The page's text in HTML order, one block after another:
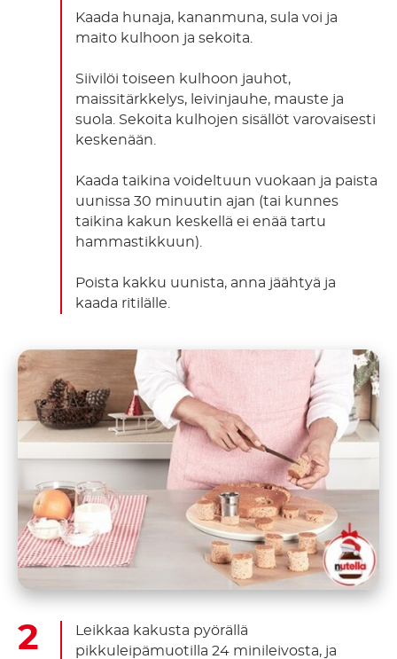
Kaada hunaja, kananmuna, sula voi ja
maito kulhoon ja sekoita.
Siivilöi toiseen kulhoon jauhot,
maissitärkkelys, leivinjauhe, mauste ja
suola. Sekoita kulhojen sisällöt varovaisesti
keskenään.
Kaada taikina voideltuun vuokaan ja paista
uunissa 30 minuutin ajan (tai kunnes
taikina kakun keskellä ei enää tartu
hammastikkuun).
Poista kakku uunista, anna jäähtyä ja
kaada ritilälle.
Leikkaa kakusta pyörällä
pikkuleipämuotilla 24 minileivosta, ja